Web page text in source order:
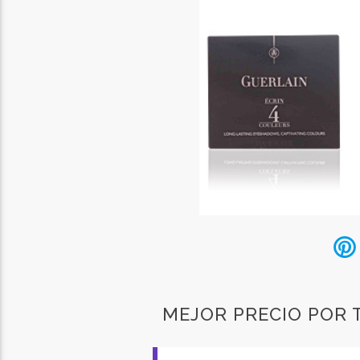
MEJOR PRECIO POR